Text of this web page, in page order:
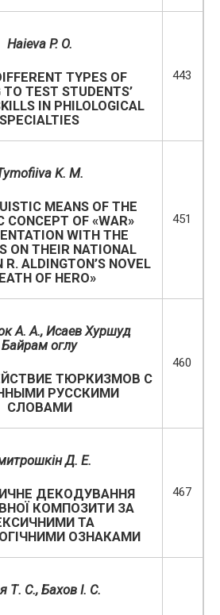
Haieva P. O.
TYPES OF
TEST STUDENTS’
IN PHILOLOGICAL
SPECIALTIES
443
K. M.
MEANS OF THE
CONCEPT OF «WAR»
WITH THE
ON THEIR NATIONAL
R. ALDINGTON’S NOVEL
OF HERO»
451
А. А., Исаев Хуршуд
Байрам оглу
ТЮРКИЗМОВ С
РУССКИМИ
СЛОВАМИ
460
Д. Е.
ДЕКОДУВАННЯ
КОМПОЗИТИ ЗА
ТА
ОЗНАКАМИ
467
Т. С., Бахов І. С.